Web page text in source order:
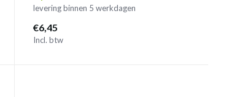
levering binnen 5 werkdagen
€6,45
Incl. btw